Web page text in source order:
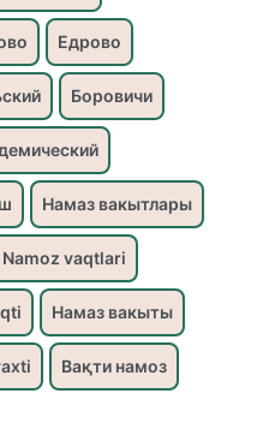
Едрово
Боровичи
Намаз вакытлары
Namoz vaqtlari
Намаз вакыты
Вақти намоз